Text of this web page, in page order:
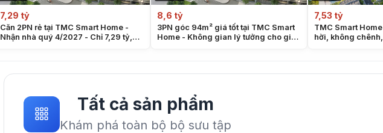
7,29 tỷ
Căn 2PN rẻ tại TMC Smart Home -
Nhận nhà quý 4/2027 - Chỉ 7,29 tỷ,
8,6 tỷ
3PN góc 94m² giá tốt tại TMC Smart
Home - Không gian lý tưởng cho gia
7,53 tỷ
TMC Smart
hời, không
Tất cả sản phẩm
Khám phá toàn bộ bộ sưu tập